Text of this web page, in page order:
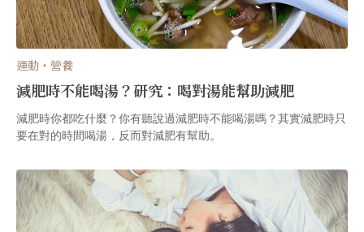
運動・營養
減肥時不能喝湯？研究：喝對湯能幫助減肥
減肥時你都吃什麼？你有聽說過減肥時不能喝湯嗎？其實減肥時只
要在對的時間喝湯，反而對減肥有幫助。